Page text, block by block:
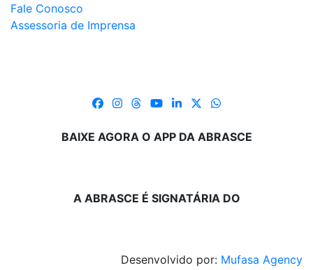
Fale Conosco
Assessoria de Imprensa
BAIXE AGORA O APP DA ABRASCE
A ABRASCE É SIGNATÁRIA DO
Desenvolvido por: Mufasa Agency